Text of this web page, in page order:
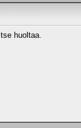
huoltaa.